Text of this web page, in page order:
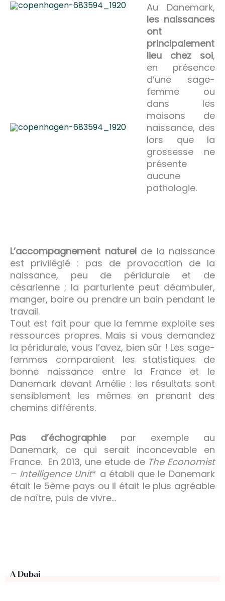
Au Danemark,
les naissances
ont
principalement
lieu chez soi,
en présence
d’une sage-
femme ou
dans les
maisons de
naissance, des
lors que la
grossesse ne
présente
aucune
pathologie.
L’accompagnement naturelde la naissance
est privilégié : pas de provocation de la
naissance, peu de péridurale et de
césarienne ; la parturiente peut déambuler,
manger, boire ou prendre un bain pendant le
travail.
Tout est fait pour que la femme exploite ses
ressources propres. Mais si vous demandez
la péridurale, vous l’avez, bien sûr ! Les sage-
femmes comparaient les statistiques de
bonne naissance entre la France et le
Danemark devant Amélie : les résultats sont
sensiblement les mêmes en prenant des
chemins différents.
Pas d’échographiepar exemple au
Danemark, ce qui serait inconcevable en
France. En 2013, une etude de The Economist
– Intelligence Unit* a établi que le Danemark
était le 5ème pays ou il était le plus agréable
de naître, puis de vivre…
A Dubai